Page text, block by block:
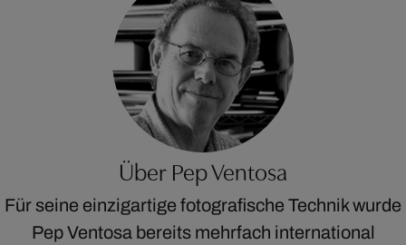
Über Pep Ventosa
Für seine einzigartige fotografische Technik wurde
Pep Ventosa bereits mehrfach international